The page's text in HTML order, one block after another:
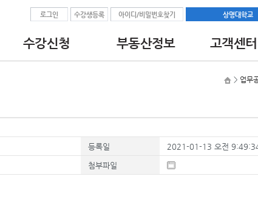
로그인 수강생등록 아이디/비밀번호찾기 상명대학교
수강신청
• 공인중개사 교육과정 부동산정보
공지사항
고객센터
> 업무
등록일 2021-01-13 오전
첨부파일